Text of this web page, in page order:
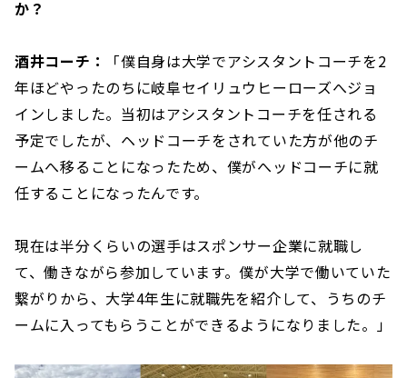
か？
酒井コーチ：
「僕自身は大学でアシスタントコーチを2
年ほどやったのちに岐阜セイリュウヒーローズへジョ
インしました。当初はアシスタントコーチを任される
予定でしたが、ヘッドコーチをされていた方が他のチ
ームへ移ることになったため、僕がへッドコーチに就
任することになったんです。
現在は半分くらいの選手はスポンサー企業に就職し
て、働きながら参加しています。僕が大学で働いていた
繋がりから、大学4年生に就職先を紹介して、うちのチ
ームに入ってもらうことができるようになりました。」